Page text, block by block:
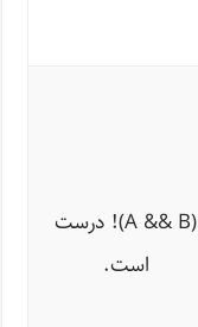
(A && B)
! درست
است.